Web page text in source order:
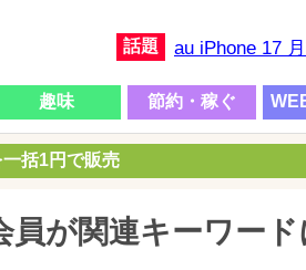
話題 au iPhone 17
趣味 節約・稼ぐ
括1円で販売
が関連キーワー